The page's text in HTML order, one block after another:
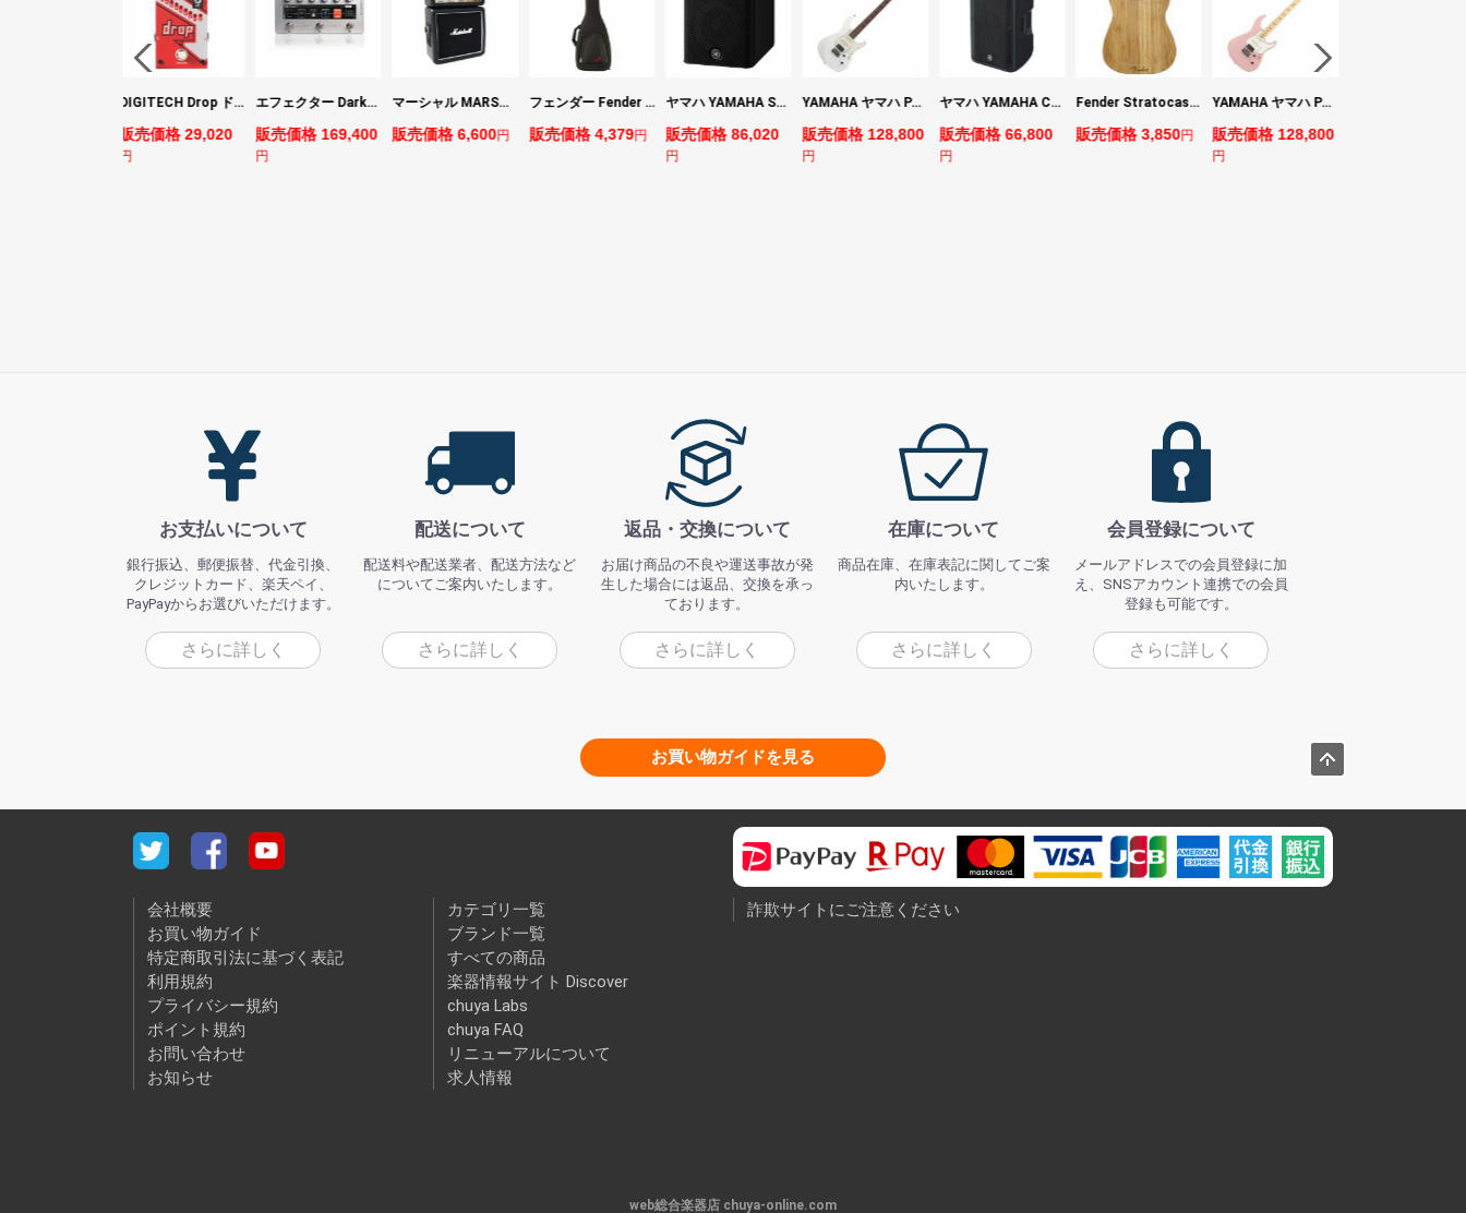
DIGITECH Drop ドロップ・リチューニング・エフェクト
販売価格 29,020
円
エフェクター Darkglass Electronics Anagram ベースエフェクター プリアンプ ダークグラス アナグラム
販売価格 169,400
円
マーシャル MARSHALL MS2 Mighty Mini 小型ギターアンプ
販売価格 6,600円
フェンダー Fender FE610 Electric Guitar Gig Bag Black エレキギター用ギグバッグ
販売価格 4,379円
ヤマハ YAMAHA STAGEPAS 200 バッテリー非搭載モデル ポータブルPAシステム
販売価格 86,020
円
YAMAHA ヤマハ PACS+12 SWH Pacifica Standard Plus パシフィカスタンダードプラス エレキギター
販売価格 128,800
円
ヤマハ YAMAHA CBR15 ラウドスピーカー
販売価格 66,800
円
Fender Stratocaster Cutting Board カッティングボード（まな板）
販売価格 3,850円
YAMAHA ヤマハ PACS+12M ASP Pacifica Standard Plus パシフィカスタンダードプラス エレキギター
販売価格 128,800
円
お支払いについて
銀行振込、郵便振替、代金引換、
クレジットカード、楽天ペイ、
PayPayからお選びいただけます。
さらに詳しく
配送について
配送料や配送業者、配送方法など
についてご案内いたします。
さらに詳しく
返品・交換について
お届け商品の不良や運送事故が発
生した場合には返品、交換を承っ
ております。
さらに詳しく
在庫について
商品在庫、在庫表記に関してご案
内いたします。
さらに詳しく
会員登録について
メールアドレスでの会員登録に加
え、SNSアカウント連携での会員
登録も可能です。
さらに詳しく
お買い物ガイドを見る
会社概要
お買い物ガイド
特定商取引法に基づく表記
利用規約
プライバシー規約
ポイント規約
お問い合わせ
お知らせ
カテゴリ一覧
ブランド一覧
すべての商品
楽器情報サイト Discover
chuya Labs
chuya FAQ
リニューアルについて
求人情報
詐欺サイトにご注意ください
web総合楽器店 chuya-online.com